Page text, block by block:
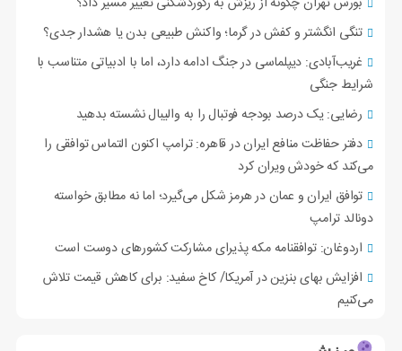
تنگی انگشتر و کفش در گرما؛ واکنش طبیعی بدن یا هشدار جدی؟
غریب‌آبادی: دیپلماسی در جنگ ادامه دارد، اما با ادبیاتی متناسب با
شرایط جنگی
رضایی: یک درصد بودجه فوتبال را به والیبال نشسته بدهید
دفتر حفاظت منافع ایران در قاهره: ترامپ اکنون التماس توافقی را
می‌کند که خودش ویران کرد
توافق ایران و عمان در هرمز شکل می‌گیرد؛ اما نه مطابق خواسته
دونالد ترامپ
اردوغان: توافقنامه مکه پذیرای مشارکت کشورهای دوست است
افزایش بهای بنزین در آمریکا/ کاخ سفید: برای کاهش قیمت تلاش
می‌کنیم